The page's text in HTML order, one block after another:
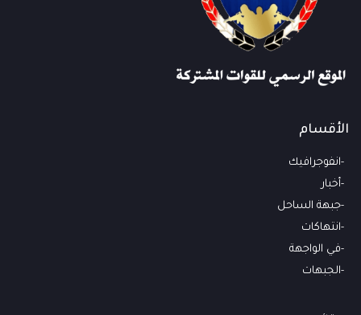
الأقسام
انفوجرافيك
أخبار
جبهة الساحل
انتهاكات
في الواجهة
الجبهات